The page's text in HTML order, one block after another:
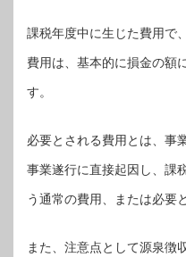
課税年度中に生じた費用で
費用は、基本的に損金の額
す。
必要とされる費用とは、事
事業遂行に直接起因し、課
う通常の費用、または必要
また、注意点として源泉徴